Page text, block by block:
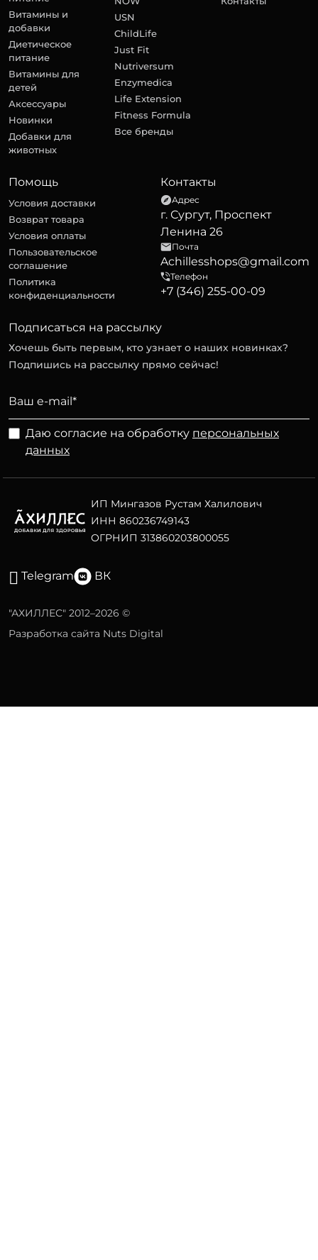
Витамины и
добавки
Диетическое
питание
Витамины для
детей
Аксессуары
Новинки
Добавки для
животных
USN
ChildLife
Just Fit
Nutriversum
Enzymedica
Life Extension
Fitness Formula
Все бренды
Помощь
Условия доставки
Возврат товара
Условия оплаты
Пользовательское
соглашение
Политика
конфиденциальности
Контакты
Адрес
г. Сургут, Проспект
Ленина 26
Почта
Achillesshops@gmail.com
Телефон
+7 (346) 255-00-09
Подписаться на рассылку
Хочешь быть первым, кто узнает о наших новинках?
Подпишись на рассылку прямо сейчас!
Даю согласие на обработку персональных
данных
ИП Мингазов Рустам Халилович
ИНН 860236749143
ОГРНИП 313860203800055
Telegram ВК
"АХИЛЛЕС" 2012–2026 ©
Разработка сайта Nuts Digital